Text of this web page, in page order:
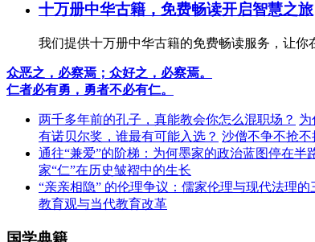
十万册中华古籍，免费畅读开启智慧之旅
我们提供十万册中华古籍的免费畅读服务，让
众恶之，必察焉；众好之，必察焉。
仁者必有勇，勇者不必有仁。
两千多年前的孔子，真能教会你怎么混职场？ 为
有诺贝尔奖，谁最有可能入选？ 沙僧不争不抢不
通往“兼爱”的阶梯：为何墨家的政治蓝图停在半
家“仁”在历史皱褶中的生长
“亲亲相隐” 的伦理争议：儒家伦理与现代法理的
教育观与当代教育改革
国学典籍